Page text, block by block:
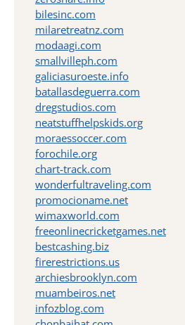
bilesinc.com
milaretreatnz.com
modaagi.com
smallvilleph.com
galiciasuroeste.info
batallasdeguerra.com
dregstudios.com
neatstuffhelpskids.org
moraessoccer.com
forochile.org
chart-track.com
wonderfultraveling.com
promocioname.net
wimaxworld.com
freeonlinecricketgames.net
bestcashing.biz
firerestrictions.us
archiesbrooklyn.com
muambeiros.net
infozblog.com